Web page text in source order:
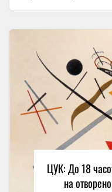
ЦУК: До 18
на